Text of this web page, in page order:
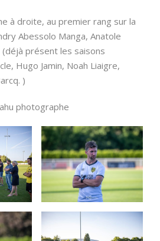
à droite, au premier rang sur la
Abessolo Manga, Anatole
(déjà présent les saisons
Hugo Jamin, Noah Liaigre,
)
photographe